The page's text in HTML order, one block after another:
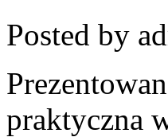
Posted by
praktyczna